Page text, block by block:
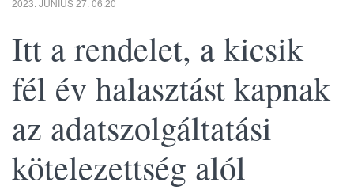
2023. JÚNIUS 27. 06:20
Itt a rendelet, a kicsik
fél év halasztást kapnak
az adatszolgáltatási
kötelezettség alól